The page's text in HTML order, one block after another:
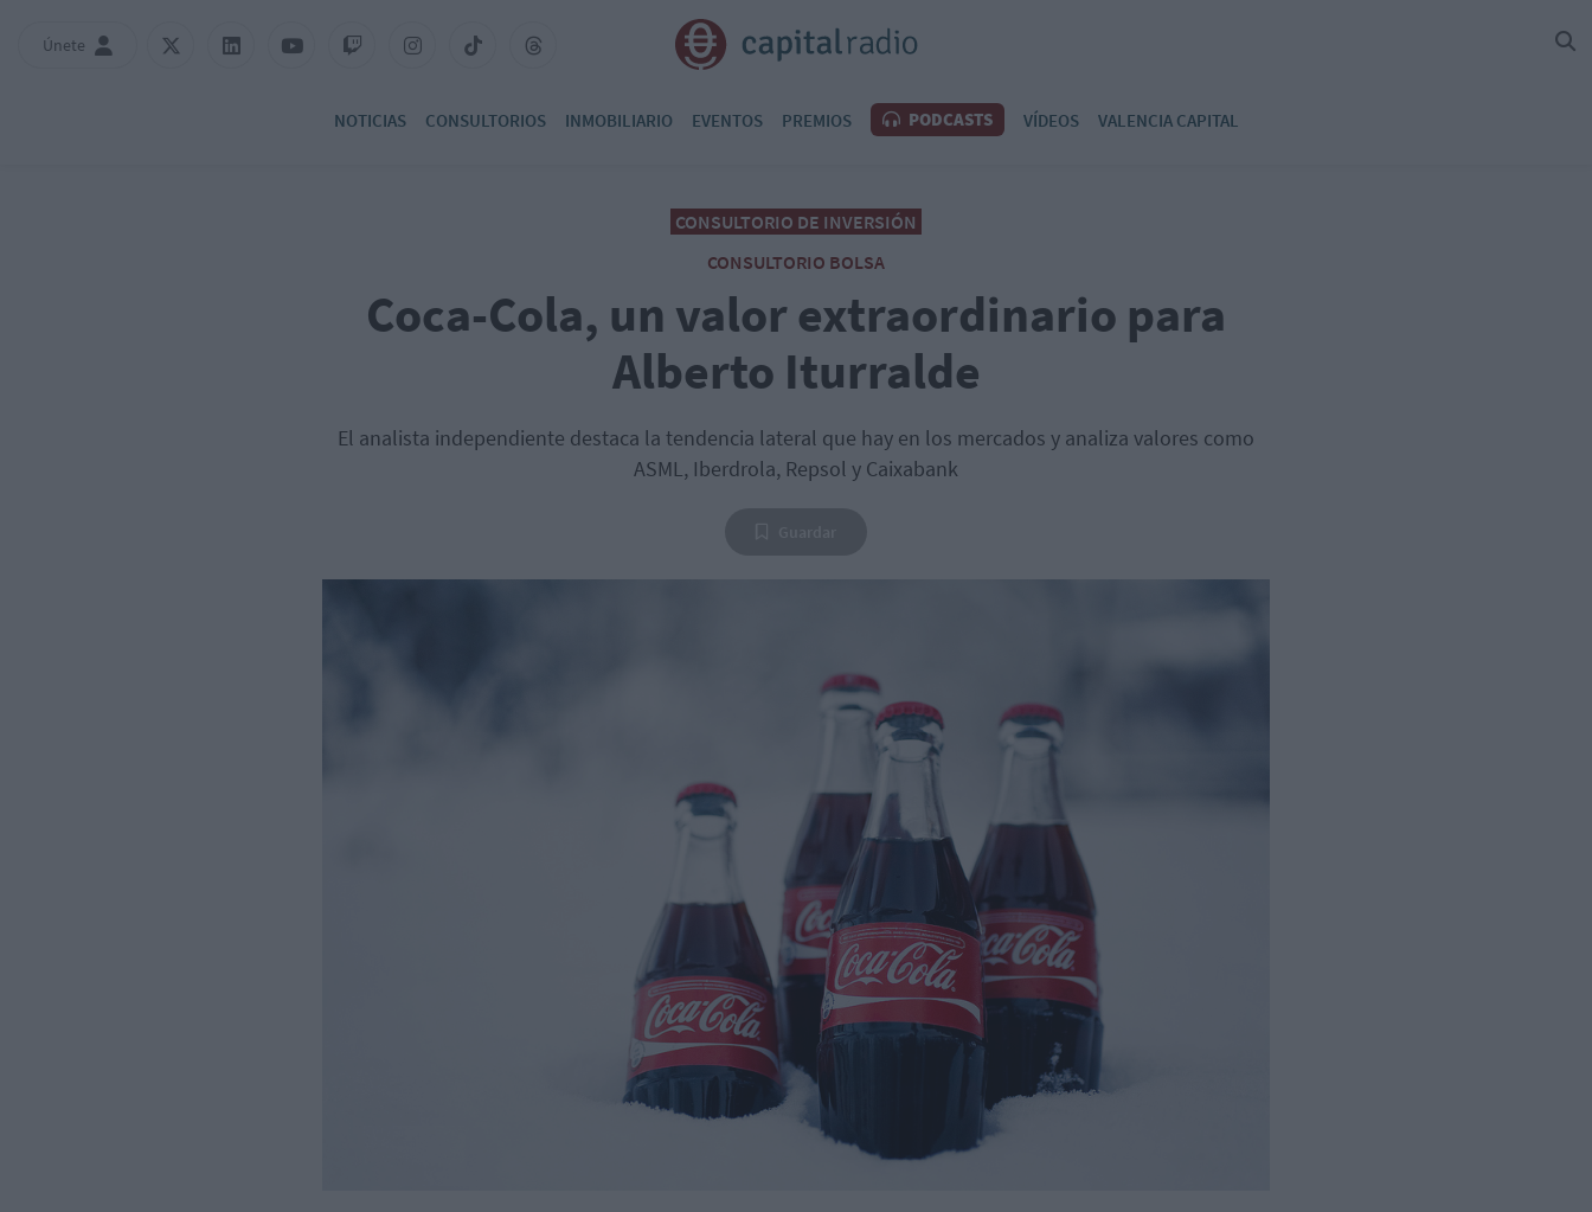
Únete
NOTICIAS CONSULTORIOS INMOBILIARIO EVENTOS PREMIOS PODCASTS VÍDEOS VALENCIA CAPITAL
CONSULTORIO DE INVERSIÓN
CONSULTORIO BOLSA
Coca-Cola, un valor extraordinario para
Alberto Iturralde
El analista independiente destaca la tendencia lateral que hay en los mercados y analiza valores como
ASML, Iberdrola, Repsol y Caixabank